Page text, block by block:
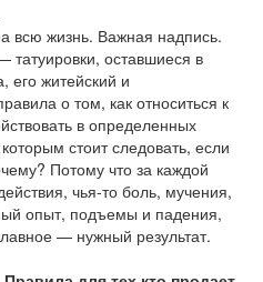
всю жизнь. Важная надпись.
татуировки, оставшиеся в
его житейский и
о том, как относиться к
в определенных
стоит следовать, если
Потому что за каждой
чья-то боль, мучения,
опыт, подъемы и падения,
— нужный результат.